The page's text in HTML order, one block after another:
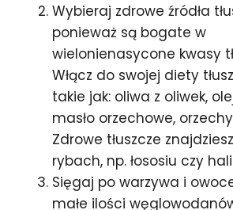
Wybieraj zdrowe źródła
ponieważ są bogate w
wielonienasycone kwasy
Włącz do swojej diety
takie jak: oliwa z oliwek,
masło orzechowe,
Zdrowe tłuszcze
rybach, np. łososiu czy
Sięgaj po warzywa i
małe ilości